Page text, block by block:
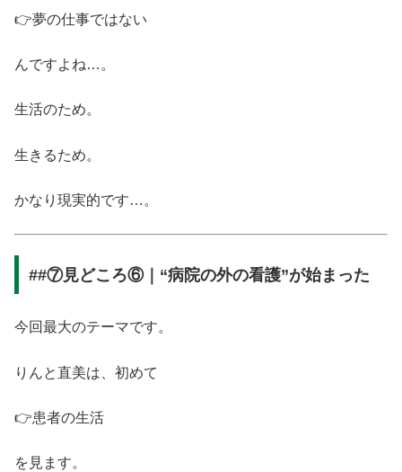
👉夢の仕事ではない
んですよね…。
生活のため。
生きるため。
かなり現実的です…。
##⑦見どころ⑥｜“病院の外の看護”が始まった
今回最大のテーマです。
りんと直美は、初めて
👉患者の生活
を見ます。